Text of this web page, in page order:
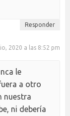
Responder
2020 a las 8:52 pm
le
a otro
nuestra
ni debería